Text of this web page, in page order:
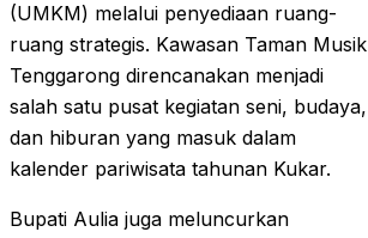
(UMKM) melalui penyediaan ruang-
ruang strategis. Kawasan Taman Musik
Tenggarong direncanakan menjadi
salah satu pusat kegiatan seni, budaya,
dan hiburan yang masuk dalam
kalender pariwisata tahunan Kukar.
Bupati Aulia juga meluncurkan